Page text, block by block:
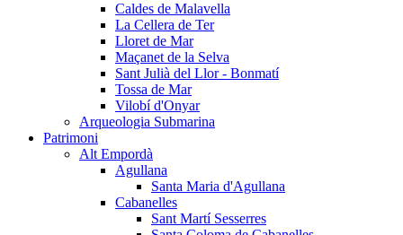
Caldes de Malavella
La Cellera de Ter
Lloret de Mar
Maçanet de la Selva
Sant Julià del Llor - Bonmatí
Tossa de Mar
Vilobí d'Onyar
Arqueologia Submarina
Patrimoni
Alt Empordà
Agullana
Santa Maria d'Agullana
Cabanelles
Sant Martí Sesserres